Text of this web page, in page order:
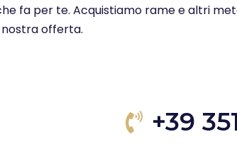
fa per te. Acquistiamo rame e altri
offerta.
+39